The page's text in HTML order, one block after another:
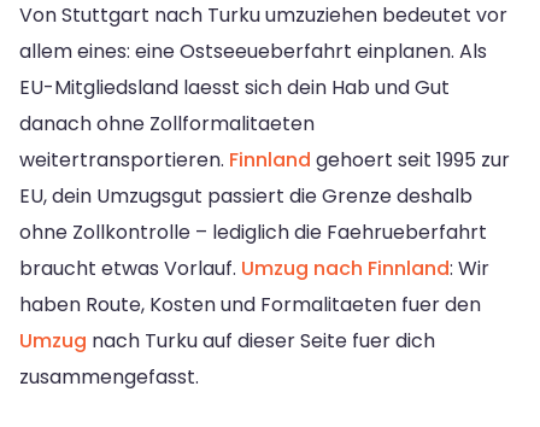
Von Stuttgart nach Turku umzuziehen bedeutet vor
allem eines: eine Ostseeueberfahrt einplanen. Als
EU-Mitgliedsland laesst sich dein Hab und Gut
danach ohne Zollformalitaeten
weitertransportieren. Finnland gehoert seit 1995 zur
EU, dein Umzugsgut passiert die Grenze deshalb
ohne Zollkontrolle – lediglich die Faehrueberfahrt
braucht etwas Vorlauf. Umzug nach Finnland: Wir
haben Route, Kosten und Formalitaeten fuer den
Umzug nach Turku auf dieser Seite fuer dich
zusammengefasst.